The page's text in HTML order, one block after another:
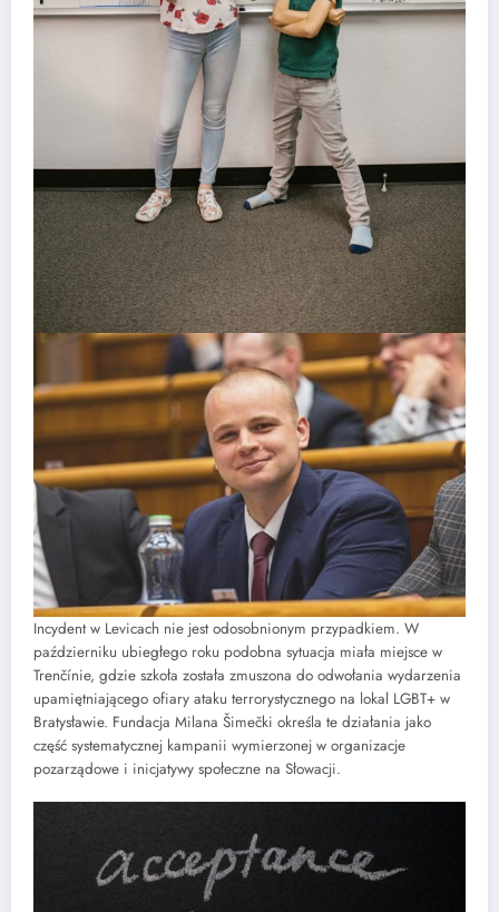
Incydent w Levicach nie jest odosobnionym przypadkiem. W
październiku ubiegłego roku podobna sytuacja miała miejsce w
Trenčínie, gdzie szkoła została zmuszona do odwołania wydarzenia
upamiętniającego ofiary ataku terrorystycznego na lokal LGBT+ w
Bratysławie. Fundacja Milana Šimečki określa te działania jako
część systematycznej kampanii wymierzonej w organizacje
pozarządowe i inicjatywy społeczne na Słowacji.